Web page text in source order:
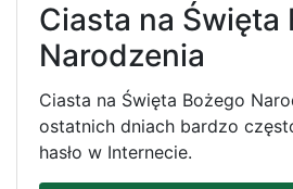
Ciasta na Święta
Narodzenia
Ciasta na Święta Bożego
ostatnich dniach bardzo
hasło w Internecie.